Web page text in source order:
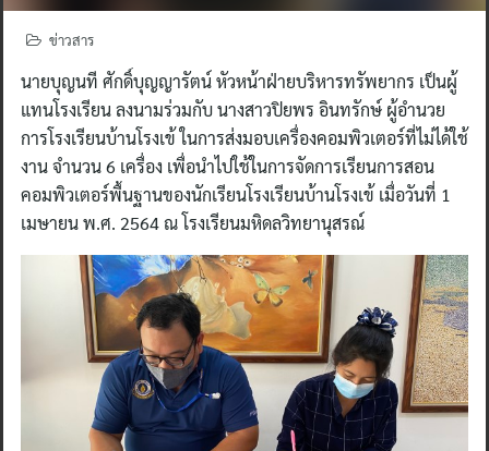
ข่าวสาร
นายบุญนที ศักดิ์บุญญารัตน์ หัวหน้าฝ่ายบริหารทรัพยากร เป็นผู้
แทนโรงเรียน ลงนามร่วมกับ นางสาวปิยพร อินทรักษ์ ผู้อำนวย
การโรงเรียนบ้านโรงเข้ ในการส่งมอบเครื่องคอมพิวเตอร์ที่ไม่ได้ใช้
งาน จำนวน 6 เครื่อง เพื่อนำไปใช้ในการจัดการเรียนการสอน
คอมพิวเตอร์พื้นฐานของนักเรียนโรงเรียนบ้านโรงเข้ เมื่อวันที่ 1
เมษายน พ.ศ. 2564 ณ โรงเรียนมหิดลวิทยานุสรณ์